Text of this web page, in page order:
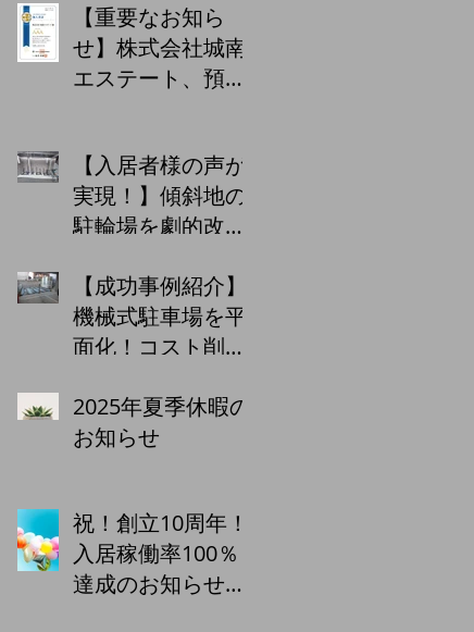
【重要なお知ら
せ】株式会社城南
エステート、預か
了！お客様への
「あんしん」をこ
れからも
【入居者様の声が
実現！】傾斜地の
駐輪場を劇的改
駐輪ラックを設置
しました！
【成功事例紹介】
機械式駐車場を平
面化！コスト削減
賃料アップを実
現！
2025年夏季休暇の
お知らせ
祝！創立10周年！
入居稼働率100％
達成のお知らせ